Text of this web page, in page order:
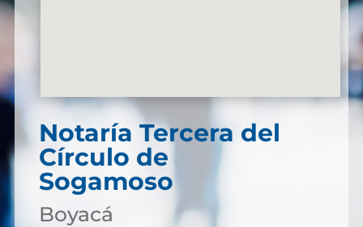
Notaría Tercera del
Círculo de
Sogamoso
Boyacá